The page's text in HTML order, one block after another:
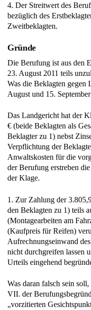
4. Der Streitwert des
bezüglich des
Zweitbeklagten.
Gründe
Die Berufung ist aus den
23. August 2011 teils
Was die Beklagten gegen
August und 15.
Das Landgericht hat der
€ (beide Beklagten als
Beklagter zu 1) nebst
Verpflichtung der
Anwaltskosten für die
der Berufung erstreben
der Klage.
1. Zur Zahlung der
den Beklagten zu 1) teils
(Montagearbeiten am
(Kaufpreis für Reifen)
Aufrechnungseinwand
nicht durchgreifen lassen
Urteils eingehend
Was daran falsch sein
VII. der
„vorzitierten